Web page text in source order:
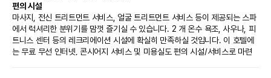
편의 시설
마사지, 전신 트리트먼트 서비스, 얼굴 트리트먼트 서비스 등이 제공되는 스파
에서 럭셔리한 분위기를 맘껏 즐기실 수 있습니다. 2 개 온수 욕조, 사우나, 피
트니스 센터 등의 레크리에이션 시설에 확실히 만족하실 것입니다. 이 호텔에
는 무료 무선 인터넷, 콘시어지 서비스 및 미용실도 편의 시설/서비스로 마련